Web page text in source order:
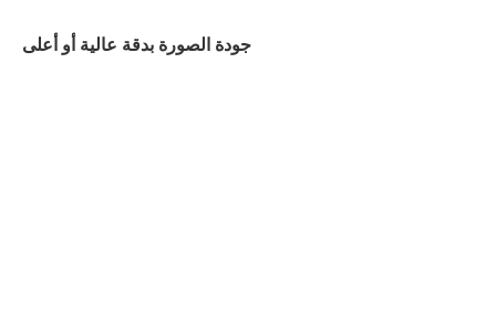
جودة الصورة بدقة عالية أو أعلى